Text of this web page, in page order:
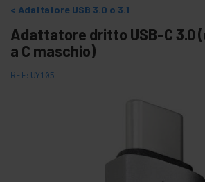
Adattatore USB 3.0 o 3.1
Adattatore dritto USB-C 3.0
a C maschio)
REF: UY105